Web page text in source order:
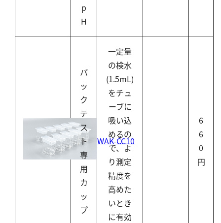
p
H
WAK-CC10
パ
ッ
ク
テ
ス
ト
専
用
カ
ッ
プ
一定量
の検水
(1.5mL)
をチュ
ーブに
吸い込
めるの
で、よ
り測定
精度を
高めた
いとき
に有効
6
6
0
円